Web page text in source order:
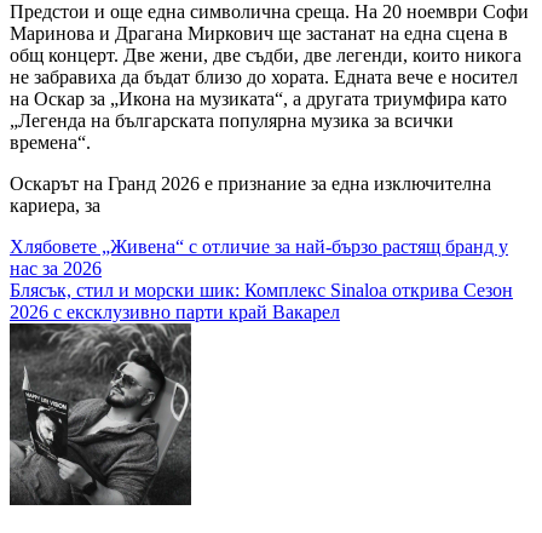
Предстои и още една символична среща. На 20 ноември Софи
Маринова и Драгана Миркович ще застанат на една сцена в
общ концерт. Две жени, две съдби, две легенди, които никога
не забравиха да бъдат близо до хората. Едната вече е носител
на Оскар за „Икона на музиката“, а другата триумфира като
„Легенда на българската популярна музика за всички
времена“.
Оскарът на Гранд 2026 е признание за една изключителна
кариера, за
Навигация
Хлябовете „Живена“ с отличие за най-бързо растящ бранд у
нас за 2026
Блясък, стил и морски шик: Комплекс Sinaloa открива Сезон
2026 с ексклузивно парти край Вакарел